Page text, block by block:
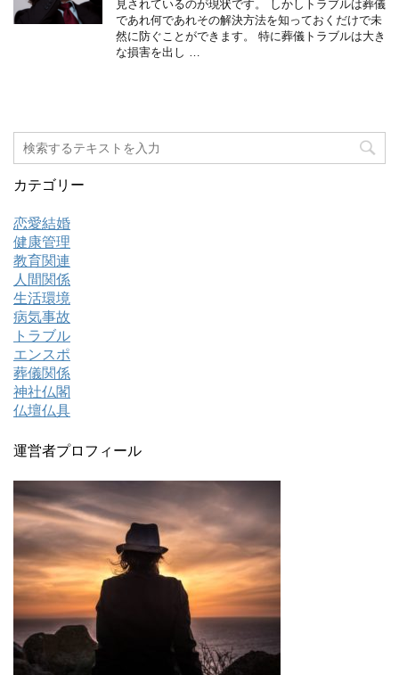
見されているのが現状です。 しかしトラブルは葬儀
であれ何であれその解決方法を知っておくだけで未
然に防ぐことができます。 特に葬儀トラブルは大き
な損害を出し …
カテゴリー
恋愛結婚
健康管理
教育関連
人間関係
生活環境
病気事故
トラブル
エンスポ
葬儀関係
神社仏閣
仏壇仏具
運営者プロフィール